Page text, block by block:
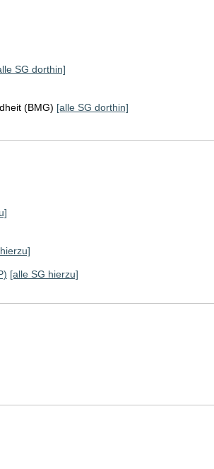
SG dorthin]
(BMG) [alle SG dorthin]
[alle SG hierzu]